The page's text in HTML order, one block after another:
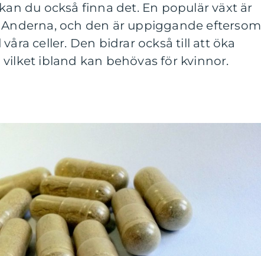
du också finna det. En populär växt är
och den är uppiggande eftersom
celler. Den bidrar också till att öka
ibland kan behövas för kvinnor.